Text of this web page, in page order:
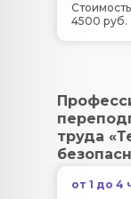
4500 руб.
труда
от 1 до 4